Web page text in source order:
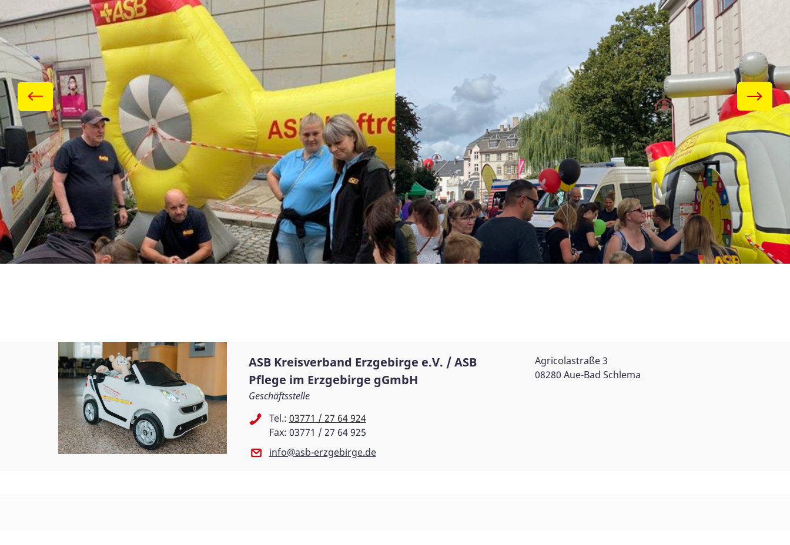
ASB Kreisverband Erzgebirge e.V. / ASB
Pflege im Erzgebirge gGmbH
Geschäftsstelle
Tel.: 03771 / 27 64 924
Fax: 03771 / 27 64 925
info@asb-erzgebirge.de
Agricolastraße 3
08280 Aue-Bad Schlema